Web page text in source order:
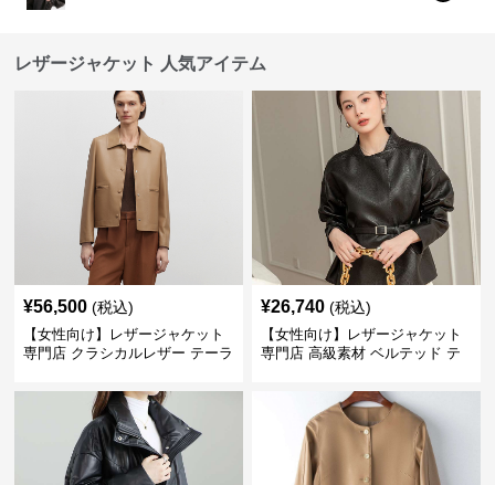
レザージャケット 人気アイテム
¥56,500 (税込)
【女性向け】レザージャケット
専門店 クラシカルレザー テーラ
¥26,740 (税込)
【女性向け】レザージャケット
専門店 高級素材 ベルテッド テ